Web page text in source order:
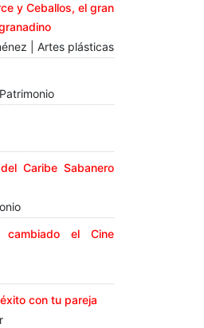
y Ceballos, el gran
| Artes plásticas
Caribe Sabanero
el Cine
con tu pareja